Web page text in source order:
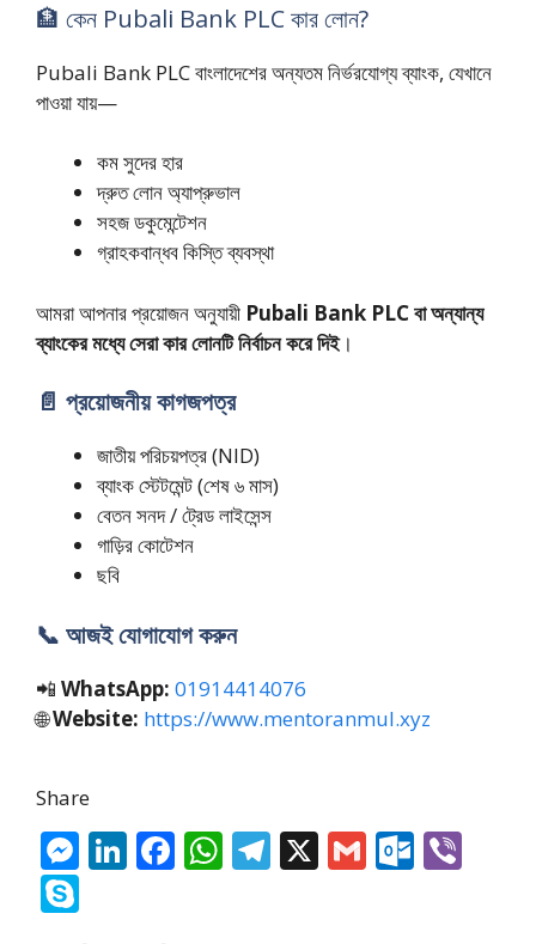
🏦 কেন Pubali Bank PLC কার লোন?
Pubali Bank PLC বাংলাদেশের অন্যতম নির্ভরযোগ্য ব্যাংক, যেখানে
পাওয়া যায়—
কম সুদের হার
দ্রুত লোন অ্যাপ্রুভাল
সহজ ডকুমেন্টেশন
গ্রাহকবান্ধব কিস্তি ব্যবস্থা
আমরা আপনার প্রয়োজন অনুযায়ী Pubali Bank PLC বা অন্যান্য
ব্যাংকের মধ্যে সেরা কার লোনটি নির্বাচন করে দিই।
📄 প্রয়োজনীয় কাগজপত্র
জাতীয় পরিচয়পত্র (NID)
ব্যাংক স্টেটমেন্ট (শেষ ৬ মাস)
বেতন সনদ / ট্রেড লাইসেন্স
গাড়ির কোটেশন
ছবি
📞 আজই যোগাযোগ করুন
📲 WhatsApp: 01914414076
🌐Website: https://www.mentoranmul.xyz
Share
M Li F W T X G O
k